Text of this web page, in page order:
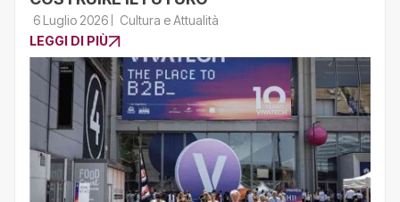
6 Luglio 2026
Cultura e Attualità
LEGGI DI PIÙ